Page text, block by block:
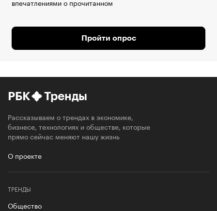
впечатлениями о прочитанном
Пройти опрос
РБК Тренды
Рассказываем о трендах в экономике,
бизнесе, технологиях и обществе, которые
прямо сейчас меняют нашу жизнь
О проекте
ТРЕНДЫ
Общество